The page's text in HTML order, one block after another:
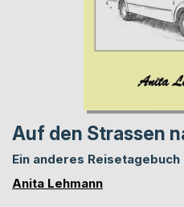
Auf den Strassen
Ein anderes Reisetagebuch
Anita Lehmann